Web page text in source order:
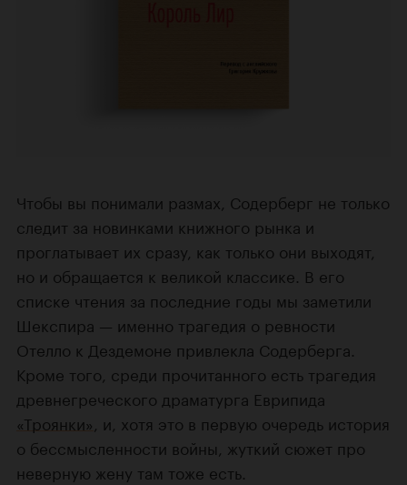
Чтобы вы понимали размах, Содерберг не только
следит за новинками книжного рынка и
проглатывает их сразу, как только они выходят,
но и обращается к великой классике. В его
списке чтения за последние годы мы заметили
Шекспира — именно трагедия о ревности
Отелло к Дездемоне привлекла Содерберга.
Кроме того, среди прочитанного есть трагедия
древнегреческого драматурга Еврипида
«Троянки», и, хотя это в первую очередь история
о бессмысленности войны, жуткий сюжет про
неверную жену там тоже есть.